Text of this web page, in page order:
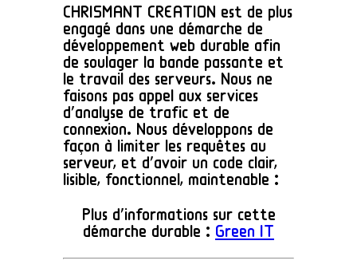
CHRISMANT CREATION est de plus
engagé dans une démarche de
développement web durable afin
de soulager la bande passante et
le travail des serveurs. Nous ne
faisons pas appel aux services
d'analyse de trafic et de
connexion. Nous développons de
façon à limiter les requêtes au
serveur, et d'avoir un code clair,
lisible, fonctionnel, maintenable :
Plus d'informations sur cette
démarche durable : Green IT